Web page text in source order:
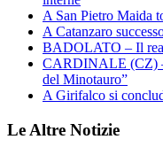
A San Pietro Maida
A Catanzaro
BADOLATO – Il
CARDINALE (CZ)
del Minotauro”
A Girifalco si
Le Altre Notizie